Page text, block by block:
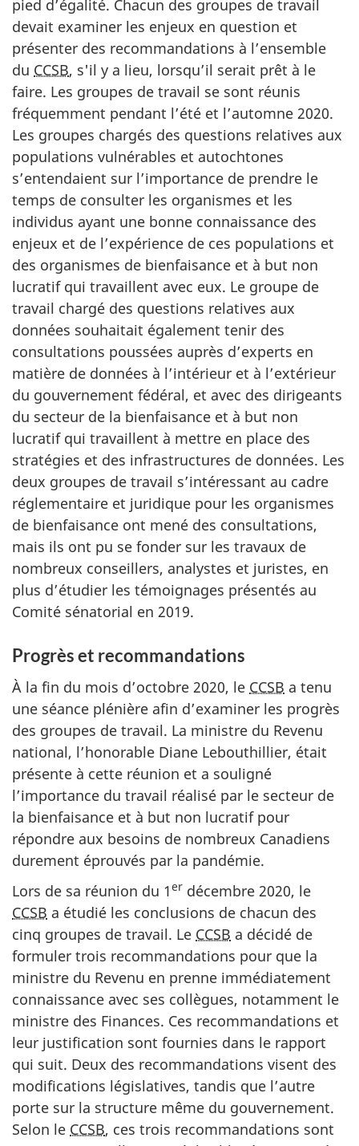
pied d’égalité. Chacun des groupes de travail
devait examiner les enjeux en question et
présenter des recommandations à l’ensemble
du CCSB, s'il y a lieu, lorsqu’il serait prêt à le
faire. Les groupes de travail se sont réunis
fréquemment pendant l’été et l’automne 2020.
Les groupes chargés des questions relatives aux
populations vulnérables et autochtones
s’entendaient sur l’importance de prendre le
temps de consulter les organismes et les
individus ayant une bonne connaissance des
enjeux et de l’expérience de ces populations et
des organismes de bienfaisance et à but non
lucratif qui travaillent avec eux. Le groupe de
travail chargé des questions relatives aux
données souhaitait également tenir des
consultations poussées auprès d’experts en
matière de données à l’intérieur et à l’extérieur
du gouvernement fédéral, et avec des dirigeants
du secteur de la bienfaisance et à but non
lucratif qui travaillent à mettre en place des
stratégies et des infrastructures de données. Les
deux groupes de travail s’intéressant au cadre
réglementaire et juridique pour les organismes
de bienfaisance ont mené des consultations,
mais ils ont pu se fonder sur les travaux de
nombreux conseillers, analystes et juristes, en
plus d’étudier les témoignages présentés au
Comité sénatorial en 2019.
Progrès et recommandations
À la fin du mois d’octobre 2020, le CCSB a tenu
une séance plénière afin d’examiner les progrès
des groupes de travail. La ministre du Revenu
national, l’honorable Diane Lebouthillier, était
présente à cette réunion et a souligné
l’importance du travail réalisé par le secteur de
la bienfaisance et à but non lucratif pour
répondre aux besoins de nombreux Canadiens
durement éprouvés par la pandémie.
Lors de sa réunion du 1er décembre 2020, le
CCSB a étudié les conclusions de chacun des
cinq groupes de travail. Le CCSB a décidé de
formuler trois recommandations pour que la
ministre du Revenu en prenne immédiatement
connaissance avec ses collègues, notamment le
ministre des Finances. Ces recommandations et
leur justification sont fournies dans le rapport
qui suit. Deux des recommandations visent des
modifications législatives, tandis que l’autre
porte sur la structure même du gouvernement.
Selon le CCSB, ces trois recommandations sont